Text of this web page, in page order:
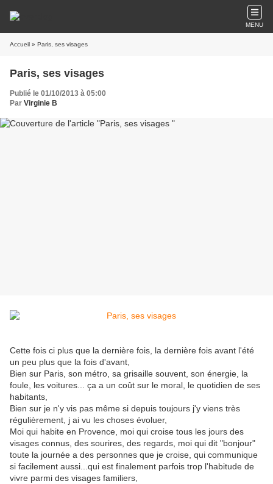
MENU
Accueil » Paris, ses visages
Paris, ses visages
Publié le 01/10/2013 à 05:00
Par Virginie B
Cette fois ci plus que la dernière fois, la dernière fois avant l'été
un peu plus que la fois d'avant,
Bien sur Paris, son métro, sa grisaille souvent, son énergie, la
foule, les voitures... ça a un coût sur le moral, le quotidien de ses
habitants,
Bien sur je n'y vis pas même si depuis toujours j'y viens très
régulièrement, j ai vu les choses évoluer,
Moi qui habite en Provence, moi qui croise tous les jours des
visages connus, des sourires, des regards, moi qui dit "bonjour"
toute la journée a des personnes que je croise, qui communique
si facilement aussi...qui est finalement parfois trop l'habitude de
vivre parmi des visages familiers,